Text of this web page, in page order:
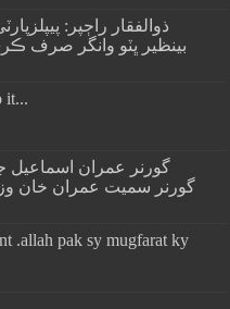
ذوالفقار راڄپر:
بينظير ڀٽو وانگر صرف
it...
گورنر سميت عمران خان
.allah pak sy mugfarat ky